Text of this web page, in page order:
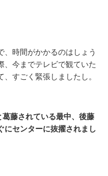
、時間がかかるのはしょう
、今までテレビで観ていた
すごく緊張しましたし。
藤されている最中、後藤
にセンターに抜擢されまし